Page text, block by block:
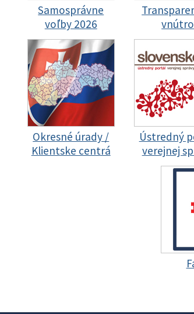
Samosprávne
voľby 2026
vnútro
Okresné úrady /
Klientske centrá
Ústredný
verejnej